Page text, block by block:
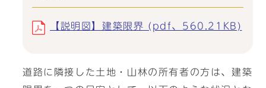
【説明図】建築限界 (pdf、560.21KB)
道路に隣接した土地・山林の所有者の方は、建築